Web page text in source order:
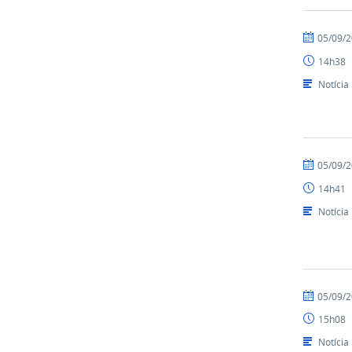
por
publicado
05/09/
14h38
Notícia
por
publicado
05/09/
14h41
Notícia
por
publicado
05/09/
15h08
Notícia